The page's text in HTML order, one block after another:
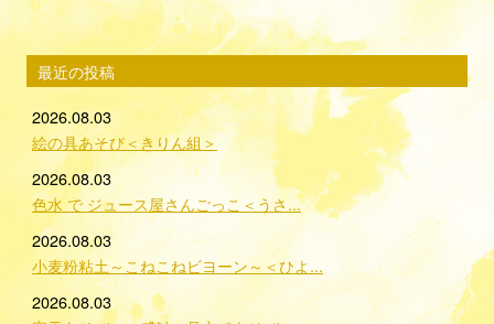
最近の投稿
2026.08.03
絵の具あそび＜きりん組＞
2026.08.03
色水 で ジュース屋さんごっこ＜うさ...
2026.08.03
小麦粉粘土～こねこねビヨーン～＜ひよ...
2026.08.03